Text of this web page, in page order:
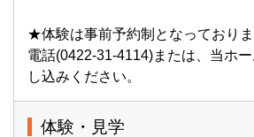
★体験は事前予約制となっておりま
電話(0422-31-4114)または、当ホ
し込みください。
体験・見学